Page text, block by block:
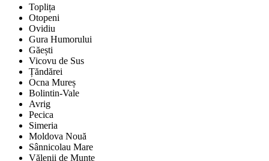
Toplița
Otopeni
Ovidiu
Gura Humorului
Găești
Vicovu de Sus
Țăndărei
Ocna Mureș
Bolintin-Vale
Avrig
Pecica
Simeria
Moldova Nouă
Sânnicolau Mare
Vălenii de Munte